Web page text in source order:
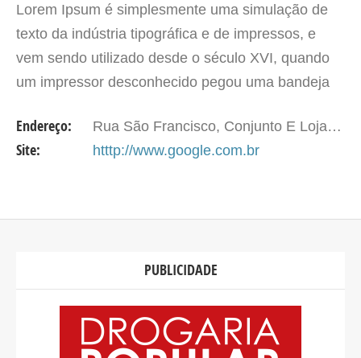
Lorem Ipsum é simplesmente uma simulação de
texto da indústria tipográfica e de impressos, e
vem sendo utilizado desde o século XVI, quando
um impressor desconhecido pegou uma bandeja
modelos de tipos.…
Endereço: Rua São Francisco, Conjunto E Loja 50 – Centro
Site: htttp://www.google.com.br
PUBLICIDADE